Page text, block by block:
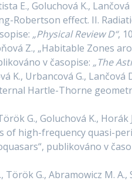
E., Goluchová K.,
Robertson effect. II.
„Physical Review D“,
Z., „Habitable Zones
v časopise: „The
K., Urbancová G., Lančová
Hartle-Thorne
G., Goluchová K., Horák
of high-frequency quasi-
publikováno v
Török G., Abramowicz M.